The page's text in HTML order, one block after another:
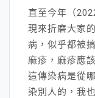
直至今年（
現來折磨大家
病，似乎都被
麻疹，麻疹應
這傳染病是從
染別人的，我